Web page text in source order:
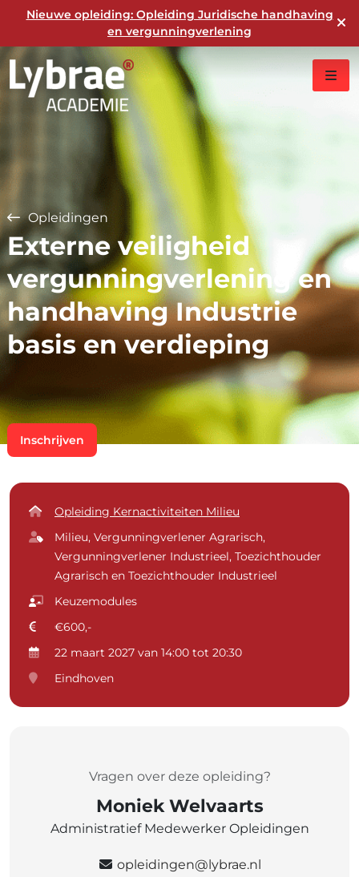
Nieuwe opleiding: Opleiding Juridische handhaving
en vergunningverlening
Opleidingen
Externe veiligheid
vergunningverlening en
handhaving Industrie
basis en verdieping
Inschrijven
Opleiding Kernactiviteiten Milieu
Milieu, Vergunningverlener Agrarisch,
Vergunningverlener Industrieel, Toezichthouder
Agrarisch en Toezichthouder Industrieel
Keuzemodules
€600,-
22 maart 2027 van 14:00 tot 20:30
Eindhoven
Vragen over deze opleiding?
Moniek Welvaarts
Administratief Medewerker Opleidingen
opleidingen@lybrae.nl